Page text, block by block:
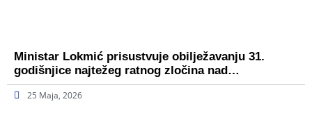
Ministar Lokmić prisustvuje obilježavanju 31.
godišnjice najtežeg ratnog zločina nad…
25 Maja, 2026